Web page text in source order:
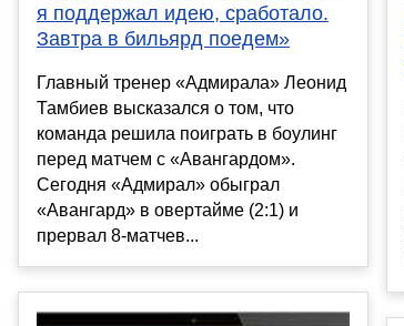
я поддержал идею, сработало.
Завтра в бильярд поедем»
Главный тренер «Адмирала» Леонид
Тамбиев высказался о том, что
команда решила поиграть в боулинг
перед матчем с «Авангардом».
Сегодня «Адмирал» обыграл
«Авангард» в овертайме (2:1) и
прервал 8-матчев...